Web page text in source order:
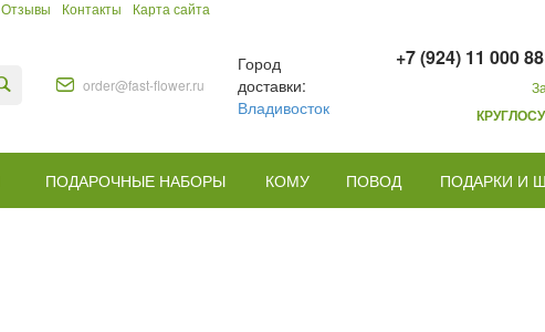
Отзывы Контакты Карта сайта
order@fast-flower.ru
Город
доставки:
Владивосток
+7 (924) 11 000 88
ПОДАРОЧНЫЕ НАБОРЫ КОМУ ПОВОД ПОДАРКИ И